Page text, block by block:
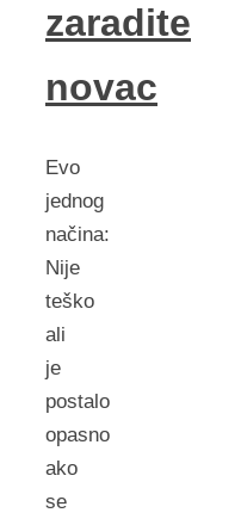
zaradite
novac
Evo
jednog
načina:
Nije
teško
ali
je
postalo
opasno
ako
se